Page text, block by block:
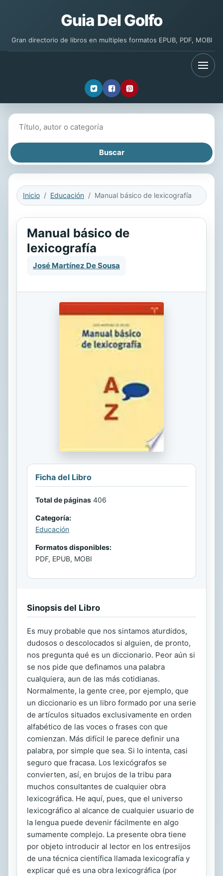
Guia Del Golfo
Gran directorio de libros en multiples formatos EPUB, PDF, MOBI
Inicio Educación Manual básico de lexicografía
Manual básico de
lexicografía
José Martínez De Sousa
Ficha del Libro
Total de páginas 406
Categoría:
Educación
Formatos disponibles:
PDF, EPUB, MOBI
Sinopsis del Libro
Es muy probable que nos sintamos aturdidos,
dudosos o descolocados si alguien, de pronto,
nos pregunta qué es un diccionario. Peor aún si
se nos pide que definamos una palabra
cualquiera, aun de las más cotidianas.
Normalmente, la gente cree, por ejemplo, que
un diccionario es un libro formado por una serie
de artículos situados exclusivamente en orden
alfabético de las voces o frases con que
comienzan. Más difícil le parece definir una
palabra, por simple que sea. Si lo intenta, casi
seguro que fracasa. Los lexicógrafos se
convierten, así, en brujos de la tribu para
muchos consultantes de cualquier obra
lexicográfica. He aquí, pues, que el universo
lexicográfico al alcance de cualquier usuario de
la lengua puede devenir fácilmente en algo
sumamente complejo. La presente obra tiene
por objeto introducir al lector en los entresijos
de una técnica científica llamada lexicografía y
explicar qué es una obra lexicográfica (por